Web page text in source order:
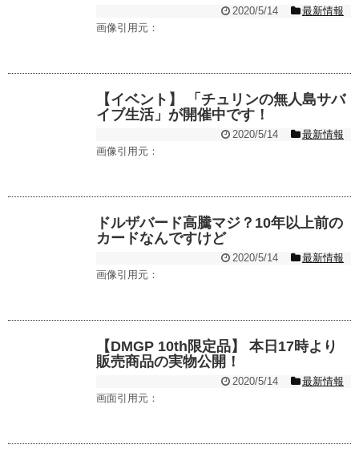
2020/5/14
最新情報
画像引用元：
【イベント】 「チュリンの無人島サバ
イブ生活」が開催中です！
2020/5/14
最新情報
画像引用元：
ドルザバード高騰マジ？10年以上前の
カードなんですけど
2020/5/14
最新情報
画像引用元：
【DMGP 10th限定品】 本日17時より
販売商品の実物公開！
2020/5/14
最新情報
画面引用元：